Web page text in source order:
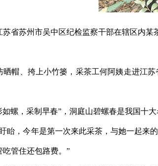
苏省苏州市吴中区纪检监察干部在辖区内
晒帽、挎上小竹篓，采茶工何阿姨走进江
螺，采制早春”，洞庭山碧螺春是我国十
眙，今年是第一次来此采茶，与她一起来
吃管住还包路费。”